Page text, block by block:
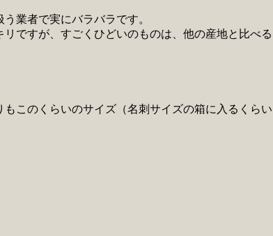
業者で実にバラバラです。
ですが、すごくひどいのものは、他の産地と比べる
このくらいのサイズ（名刺サイズの箱に入るくらい